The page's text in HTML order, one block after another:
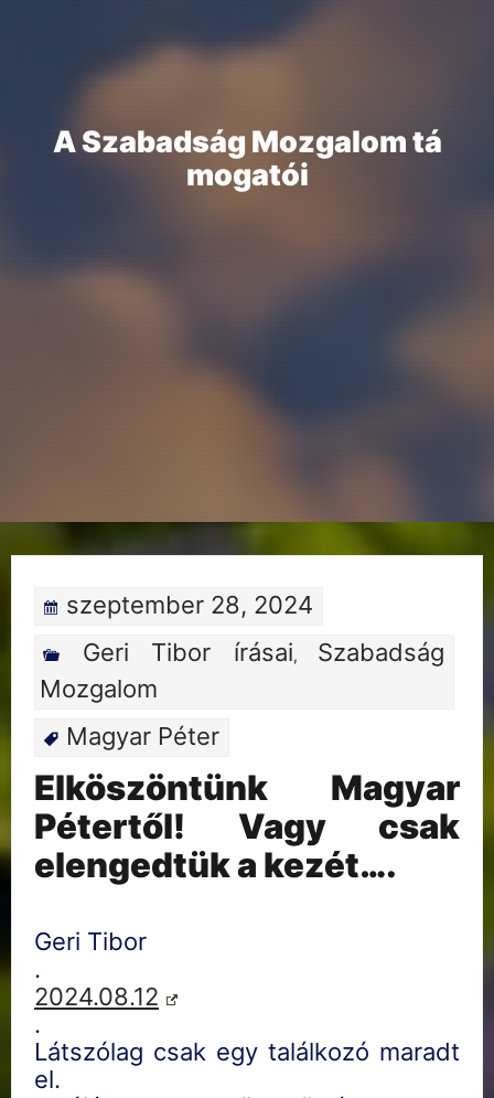
ASzabadság Mozgalomtá
mogatói
szeptember 28, 2024
Geri Tibor írásai, Szabadság
Mozgalom
Magyar Péter
Elköszöntünk Magyar
Pétertől! Vagy csak
elengedtük a kezét….
Geri Tibor
.
2024.08.12
.
Látszólag csak egy találkozó maradt
el.